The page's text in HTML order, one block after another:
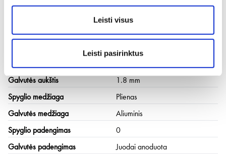
Leisti visus
Leisti pasirinktus
Techninė informacija
Galvutės aukštis 1.8 mm
Spyglio medžiaga Plienas
Galvutės medžiaga Aliuminis
Spyglio padengimas 0
Galvutės padengimas Juodai anoduota